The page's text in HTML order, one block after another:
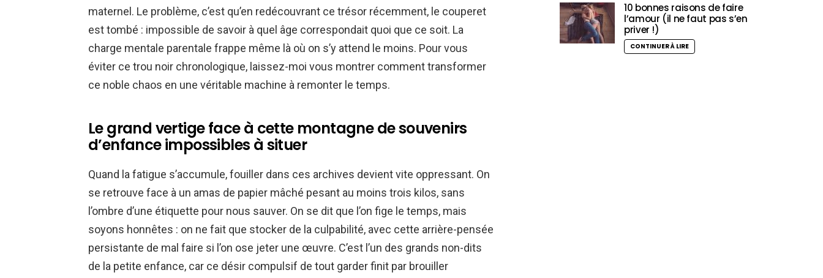
maternel. Le problème, c’est qu’en redécouvrant ce trésor récemment, le couperet
est tombé : impossible de savoir à quel âge correspondait quoi que ce soit. La
charge mentale parentale frappe même là où on s’y attend le moins. Pour vous
éviter ce trou noir chronologique, laissez-moi vous montrer comment transformer
ce noble chaos en une véritable machine à remonter le temps.
Le grand vertige face à cette montagne de souvenirs
d’enfance impossibles à situer
Quand la fatigue s’accumule, fouiller dans ces archives devient vite oppressant. On
se retrouve face à un amas de papier mâché pesant au moins trois kilos, sans
l’ombre d’une étiquette pour nous sauver. On se dit que l’on fige le temps, mais
soyons honnêtes : on ne fait que stocker de la culpabilité, avec cette arrière-pensée
persistante de mal faire si l’on ose jeter une œuvre. C’est l’un des grands non-dits
de la petite enfance, car ce désir compulsif de tout garder finit par brouiller
10 bonnes raisons de faire
l’amour (il ne faut pas s’en
priver !)
CONTINUER À LIRE